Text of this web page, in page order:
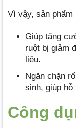
Vì vậy, sản phẩm
Giúp tăng
ruột bị giảm
liệu.
Ngăn chặn
sinh, giúp hỗ
Công